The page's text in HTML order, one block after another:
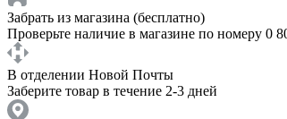
Забрать из магазина (бесплатно)
Проверьте наличие в магазине по номеру 0
В отделении Новой Почты
Заберите товар в течение 2-3 дней